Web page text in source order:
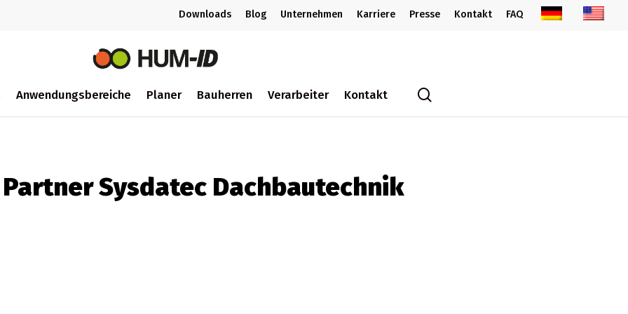
Downloads Blog Unternehmen Karriere Presse Kontakt FAQ
Anwendungsbereiche Planer Bauherren Verarbeiter Kontakt
Partner Sysdatec Dachbautechnik